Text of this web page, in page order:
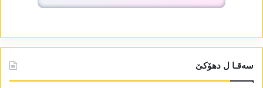
سەقـا ل دھۆکێ